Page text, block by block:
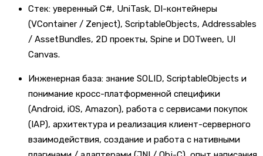
Стек: уверенный C#, UniTask, DI-контейнеры
(VContainer / Zenject), ScriptableObjects, Addressables
/ AssetBundles, 2D проекты, Spine и DOTween, UI
Canvas.
Инженерная база: знание SOLID, ScriptableObjects и
понимание кросс-платформенной специфики
(Android, iOS, Amazon), работа с сервисами покупок
(IAP), архитектура и реализация клиент-серверного
взаимодействия, создание и работа с нативными